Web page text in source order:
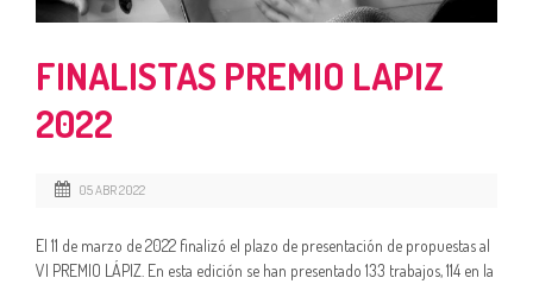
FINALISTAS PREMIO LAPIZ
2022
05 ABR 2022
El 11 de marzo de 2022 finalizó el plazo de presentación de propuestas al
VI PREMIO LÁPIZ. En esta edición se han presentado 133 trabajos, 114 en la